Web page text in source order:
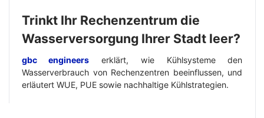
Trinkt Ihr Rechenzentrum die
Wasserversorgung Ihrer Stadt leer?
gbc engineers erklärt, wie Kühlsysteme den
Wasserverbrauch von Rechenzentren beeinflussen, und
erläutert WUE, PUE sowie nachhaltige Kühlstrategien.